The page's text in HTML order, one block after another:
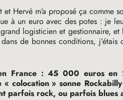
et Hervé m’a proposé ça
à un euro avec des potes : je
logisticien et gestionnaire,
de bonnes conditions,
France : 45 000 euros en
« colocation » sonne
parfois rock, ou parfois blues